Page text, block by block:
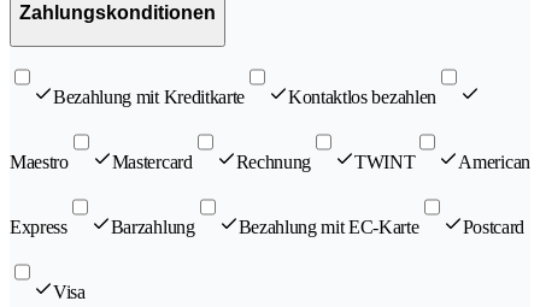
Zahlungskonditionen
Bezahlung mit Kreditkarte Kontaktlos bezahlen
Maestro Mastercard Rechnung TWINT American
Express Barzahlung Bezahlung mit EC-Karte Postcard
Visa